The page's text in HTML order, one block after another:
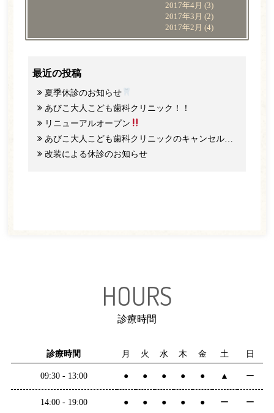
2017年4月 (3)
2017年3月 (2)
2017年2月 (4)
最近の投稿
夏季休診のお知らせ
あびこ大人こども歯科クリニック！！
リニューアルオープン
あびこ大人こども歯科クリニックのキャンセル料と予約のご協力について
改装による休診のお知らせ
HOURS
診療時間
診療時間 月 火 水 木 金 土 日
09:30 - 13:00 ● ● ● ● ● ▲ ー
14:00 - 19:00 ● ● ● ● ● ー ー